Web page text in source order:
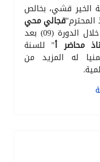
الخير قشي، بخالص
المحترم"قجالي محي
" الذي تمت ترقيته خلال الدورة (09) بعد
محاضر أ" للسنة
2025-2026، متمنيا له المزيد من